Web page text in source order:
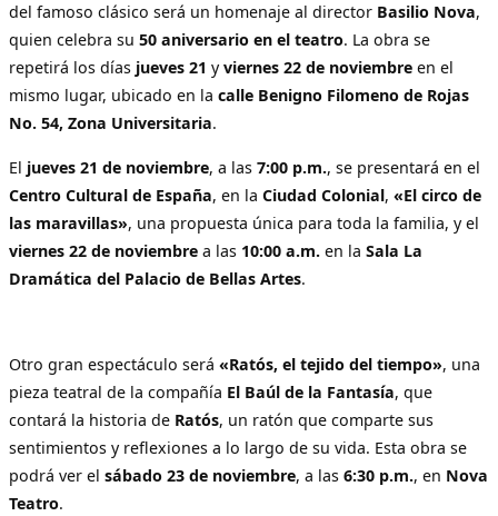
del famoso clásico será un homenaje al director Basilio Nova,
quien celebra su 50 aniversario en el teatro. La obra se
repetirá los días jueves 21 yviernes 22 de noviembre en el
mismo lugar, ubicado en la calle Benigno Filomeno de Rojas
No. 54, Zona Universitaria.
El jueves 21 de noviembre, a las 7:00 p.m., se presentará en el
Centro Cultural de España, en la Ciudad Colonial, «El circo de
las maravillas», una propuesta única para toda la familia, y el
viernes 22 de noviembre a las 10:00 a.m. en la Sala La
Dramática del Palacio de Bellas Artes.
Otro gran espectáculo será «Ratós, el tejido del tiempo», una
pieza teatral de la compañía El Baúl de la Fantasía, que
contará la historia de Ratós, un ratón que comparte sus
sentimientos y reflexiones a lo largo de su vida. Esta obra se
podrá ver el sábado 23 de noviembre, a las 6:30 p.m., en Nova
Teatro.